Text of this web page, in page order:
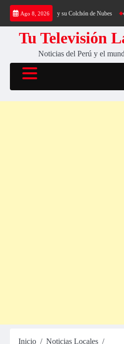
Saltar
contenido
Ago 8, 2026
Cerro Cantería y su Colchón de Nubes
Tu Televisión
Noticias del Perú y el
Inicio
Noticias Locales